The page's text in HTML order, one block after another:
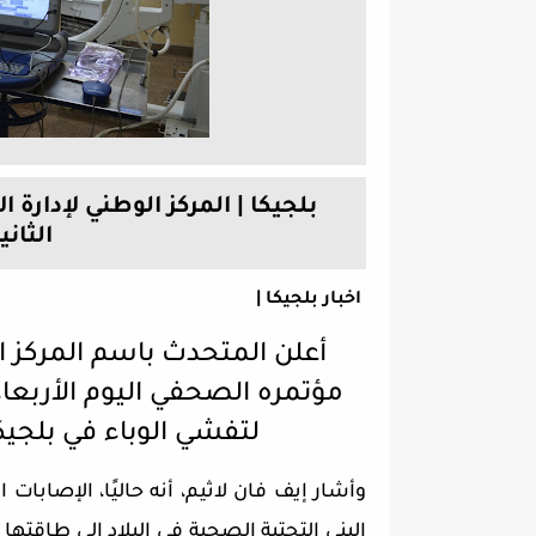
بلجيكا | المركز الوطني
اخبار بلجيكا |
أعلن المتحدث باسم المركز
لتفشي الوباء في
وأشار إيف فان لاثيم، أنه حاليًا، الإصابات الجديدة تتضاعف